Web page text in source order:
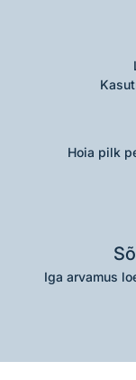
Hoia pilk
Iga arvamus